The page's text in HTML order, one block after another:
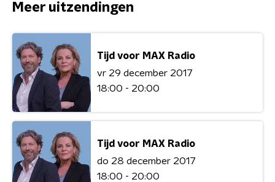
Meer uitzendingen
Tijd voor MAX Radio
vr 29 december 2017
18:00 - 20:00
Tijd voor MAX Radio
do 28 december 2017
18:00 - 20:00